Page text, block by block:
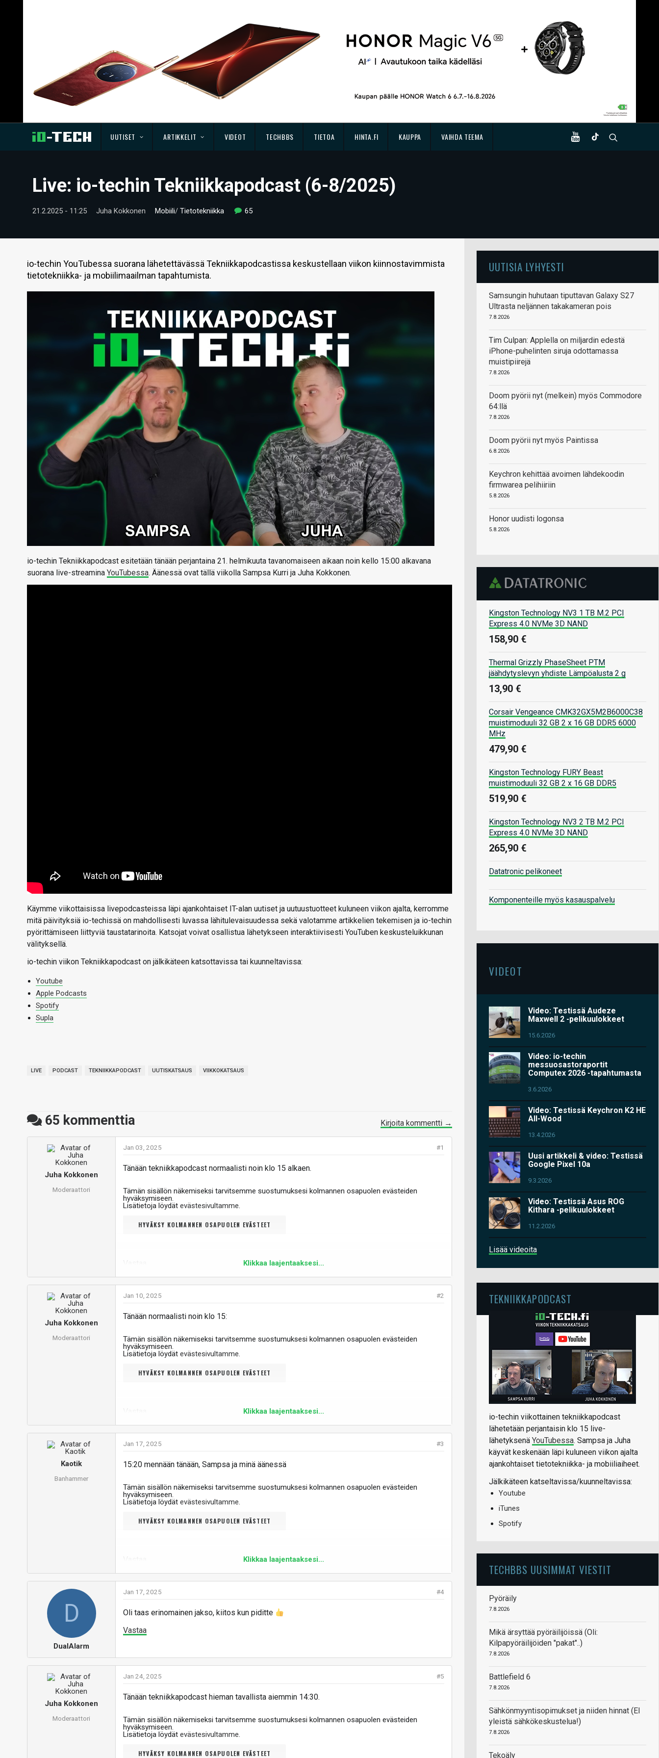
UUTISET ARTIKKELIT VIDEOT TECHBBS TIETOA HINTA.FI KAUPPA VAIHDA TEEMA
Live: io-techin Tekniikkapodcast (6-8/2025)
21.2.2025 - 11:25 Juha Kokkonen Mobiili/ Tietotekniikka 65
io-techin YouTubessa suorana lähetettävässä Tekniikkapodcastissa keskustellaan viikon kiinnostavimmista
tietotekniikka- ja mobiilimaailman tapahtumista.
io-techin Tekniikkapodcast esitetään tänään perjantaina 21. helmikuuta tavanomaiseen aikaan noin kello 15:00 alkavana
suorana live-streamina YouTubessa. Äänessä ovat tällä viikolla Sampsa Kurri ja Juha Kokkonen.
Käymme viikottaisissa livepodcasteissa läpi ajankohtaiset IT-alan uutiset ja uutuustuotteet kuluneen viikon ajalta, kerromme
mitä päivityksiä io-techissä on mahdollisesti luvassa lähitulevaisuudessa sekä valotamme artikkelien tekemisen ja io-techin
pyörittämiseen liittyviä taustatarinoita. Katsojat voivat osallistua lähetykseen interaktiivisesti YouTuben keskusteluikkunan
välityksellä.
io-techin viikon Tekniikkapodcast on jälkikäteen katsottavissa tai kuunneltavissa:
Youtube
Apple Podcasts
Spotify
Supla
LIVE PODCAST TEKNIIKKAPODCAST UUTISKATSAUS VIIKKOKATSAUS
65 kommenttia Kirjoita kommentti →
Juha Kokkonen
Moderaattori
#1
Jan 03, 2025
Tänään tekniikkapodcast normaalisti noin klo 15 alkaen.
Tämän sisällön näkemiseksi tarvitsemme suostumuksesi kolmannen osapuolen evästeiden
hyväksymiseen.
Lisätietoja löydät evästesivultamme.
HYVÄKSY KOLMANNEN OSAPUOLEN EVÄSTEET
Klikkaa laajentaaksesi...
Juha Kokkonen
Moderaattori
#2
Jan 10, 2025
Tänään normaalisti noin klo 15:
Tämän sisällön näkemiseksi tarvitsemme suostumuksesi kolmannen osapuolen evästeiden
hyväksymiseen.
Lisätietoja löydät evästesivultamme.
HYVÄKSY KOLMANNEN OSAPUOLEN EVÄSTEET
Klikkaa laajentaaksesi...
Kaotik
Banhammer
#3
Jan 17, 2025
15:20 mennään tänään, Sampsa ja minä äänessä
Tämän sisällön näkemiseksi tarvitsemme suostumuksesi kolmannen osapuolen evästeiden
hyväksymiseen.
Lisätietoja löydät evästesivultamme.
HYVÄKSY KOLMANNEN OSAPUOLEN EVÄSTEET
Klikkaa laajentaaksesi...
D
DualAlarm
#4
Jan 17, 2025
Oli taas erinomainen jakso, kiitos kun piditte
Vastaa
Juha Kokkonen
Moderaattori
#5
Jan 24, 2025
Tänään tekniikkapodcast hieman tavallista aiemmin 14:30.
Tämän sisällön näkemiseksi tarvitsemme suostumuksesi kolmannen osapuolen evästeiden
hyväksymiseen.
Lisätietoja löydät evästesivultamme.
HYVÄKSY KOLMANNEN OSAPUOLEN EVÄSTEET
UUTISIA LYHYESTI
Samsungin huhutaan tiputtavan Galaxy S27
Ultrasta neljännen takakameran pois
7.8.2026
Tim Culpan: Applella on miljardin edestä
iPhone-puhelinten siruja odottamassa
muistipiirejä
7.8.2026
Doom pyörii nyt (melkein) myös Commodore
64:llä
7.8.2026
Doom pyörii nyt myös Paintissa
6.8.2026
Keychron kehittää avoimen lähdekoodin
firmwarea pelihiiriin
5.8.2026
Honor uudisti logonsa
5.8.2026
Kingston Technology NV3 1 TB M.2 PCI
Express 4.0 NVMe 3D NAND
158,90 €
Thermal Grizzly PhaseSheet PTM
jäähdytyslevyn yhdiste Lämpöalusta 2 g
13,90 €
Corsair Vengeance CMK32GX5M2B6000C38
muistimoduuli 32 GB 2 x 16 GB DDR5 6000
MHz
479,90 €
Kingston Technology FURY Beast
muistimoduuli 32 GB 2 x 16 GB DDR5
519,90 €
Kingston Technology NV3 2 TB M.2 PCI
Express 4.0 NVMe 3D NAND
265,90 €
Datatronic pelikoneet
Komponenteille myös kasauspalvelu
VIDEOT
Video: Testissä Audeze
Maxwell 2 -pelikuulokkeet
15.6.2026
Video: io-techin
messuosastoraportit
Computex 2026 -tapahtumasta
3.6.2026
Video: Testissä Keychron K2 HE
All-Wood
13.4.2026
Uusi artikkeli & video: Testissä
Google Pixel 10a
9.3.2026
Video: Testissä Asus ROG
Kithara -pelikuulokkeet
11.2.2026
Lisää videoita
TEKNIIKKAPODCAST
io-techin viikottainen tekniikkapodcast
lähetetään perjantaisin klo 15 live-
lähetyksenä YouTubessa. Sampsa ja Juha
käyvät keskenään läpi kuluneen viikon ajalta
ajankohtaiset tietotekniikka- ja mobiiliaiheet.
Jälkikäteen katseltavissa/kuunneltavissa:
Youtube
iTunes
Spotify
TECHBBS UUSIMMAT VIESTIT
Pyöräily
7.8.2026
Mikä ärsyttää pyöräilijöissä (Oli:
Kilpapyöräilijöiden "pakat"..)
7.8.2026
Battlefield 6
7.8.2026
Sähkönmyyntisopimukset ja niiden hinnat (EI
yleistä sähkökeskustelua!)
7.8.2026
Tekoäly